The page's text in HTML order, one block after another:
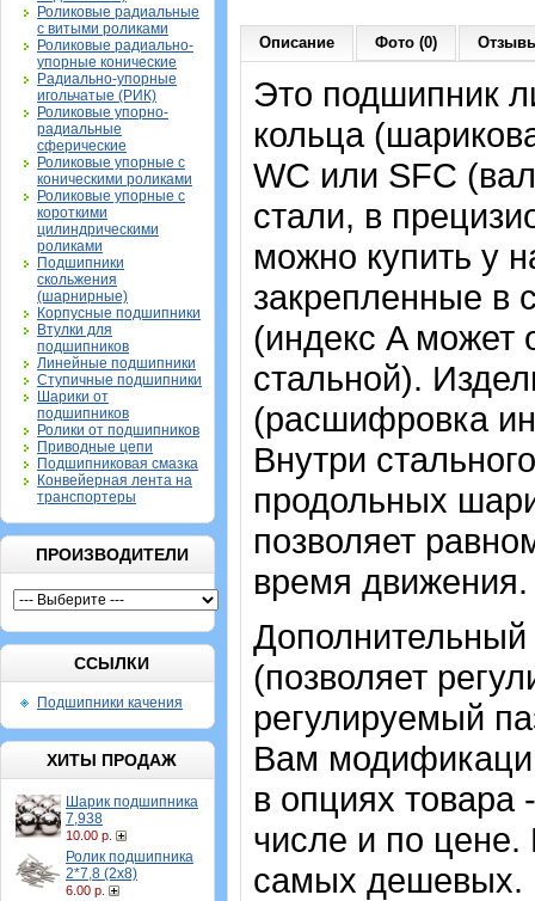
Роликовые радиальные
с витыми роликами
Роликовые радиально-
упорные конические
Радиально-упорные
игольчатые (РИК)
Роликовые упорно-
радиальные
сферические
Роликовые упорные с
коническими роликами
Роликовые упорные с
короткими
цилиндрическими
роликами
Подшипники
скольжения
(шарнирные)
Корпусные подшипники
Втулки для
подшипников
Линейные подшипники
Ступичные подшипники
Шарики от
подшипников
Ролики от подшипников
Приводные цепи
Подшипниковая смазка
Конвейерная лента на
транспортеры
ПРОИЗВОДИТЕЛИ
ССЫЛКИ
Подшипники качения
ХИТЫ ПРОДАЖ
Шарик подшипника
7,938
10.00 р.
Ролик подшипника
2*7,8 (2х8)
6.00 р.
Описание Фото (0)
Это подшипник
кольца
WC или SFC
стали, в
можно купить у
закрепленные в
(индекс A может
стальной).
(расшифровка
Внутри
продольных
позволяет
время движения.
(позволяет
регулируемый
Вам
в опциях товара
числе и по
самых дешевых.